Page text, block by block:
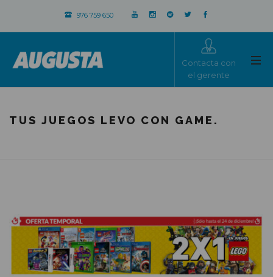
976 759 650
Contacta con
el gerente
TUS JUEGOS LEVO CON GAME.